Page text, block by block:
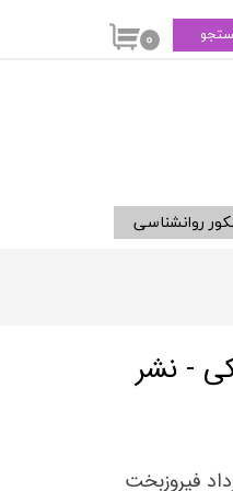
روانشناسی
۰
- نشر
فیروزبخت